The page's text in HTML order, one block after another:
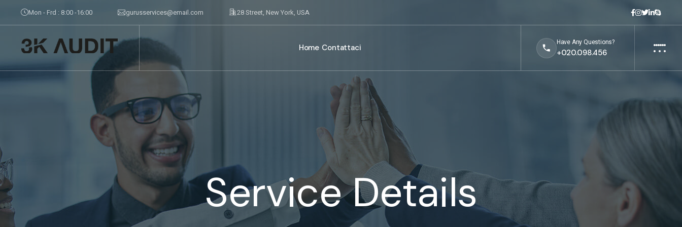
Mon - Frd : 8:00 -16:00 gurusservices@email.com 28 Street, New York, USA
Home Contattaci +020.098.456
Have Any Questions?
Service Details